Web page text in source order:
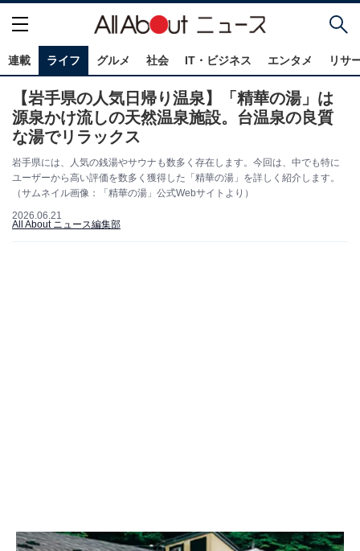
連載 ライフ グルメ 社会 IT・ビジネス エンタメ リサ
【岩手県の人気日帰り温泉】「精華の湯」は
源泉かけ流しの天然温泉施設。台温泉の良質
な湯でリラックス
岩手県には、人気の銭湯やサウナも数多く存在します。今回は、中でも特に
ユーザーから高い評価を数多く獲得した「精華の湯」を詳しく紹介します。
（サムネイル画像：「精華の湯」公式Webサイトより）
2026.06.21
All About ニュース編集部